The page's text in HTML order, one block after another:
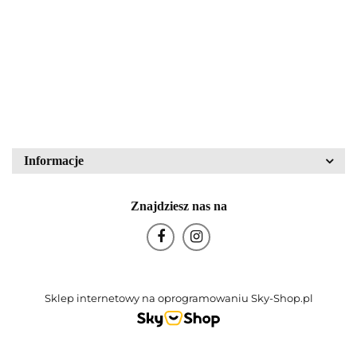
Bohemia Glas
Informacje
Znajdziesz nas na
Sklep internetowy na oprogramowaniu Sky-Shop.pl